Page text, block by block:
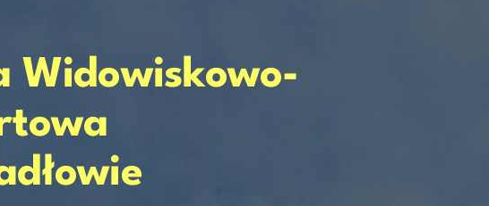
Widowiskowo-